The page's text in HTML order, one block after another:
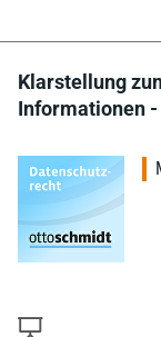
Klarstellung
Informationen